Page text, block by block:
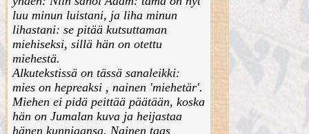
luu minun luistani, ja liha minun
lihastani: se pitää kutsuttaman
miehiseksi, sillä hän on otettu
miehestä.
Alkutekstissä on tässä sanaleikki:
mies on hepreaksi , nainen 'miehetär'.
Miehen ei pidä peittää päätään, koska
hän on Jumalan kuva ja heijastaa
hänen kunniaansa. Nainen taas